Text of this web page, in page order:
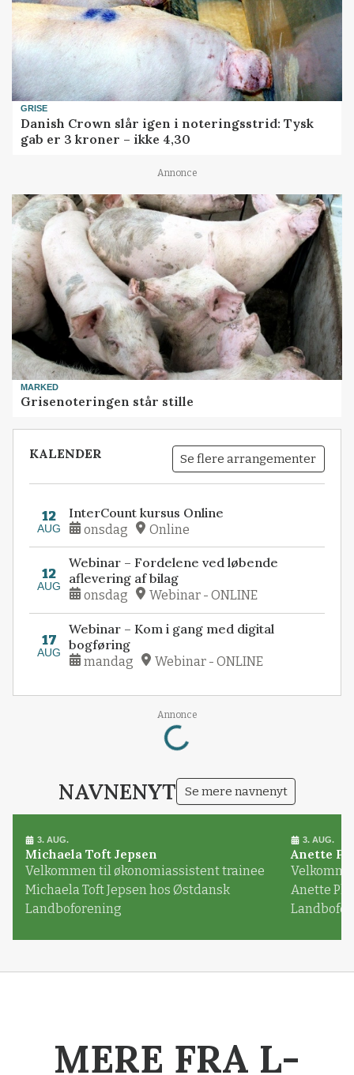
GRISE
Danish Crown slår igen i noteringsstrid: Tysk
gab er 3 kroner – ikke 4,30
Annonce
MARKED
Grisenoteringen står stille
KALENDER Se flere arrangementer
12
AUG
InterCount kursus Online
onsdag Online
12
AUG
Webinar – Fordelene ved løbende
aflevering af bilag
onsdag Webinar - ONLINE
17
AUG
Webinar – Kom i gang med digital
bogføring
mandag Webinar - ONLINE
Annonce
Loading...
NAVNENYT Se mere navnenyt
3. AUG.
Michaela Toft Jepsen
Velkommen til økonomiassistent trainee
Michaela Toft Jepsen hos Østdansk
Landboforening
3. AUG.
Anette
Anette
MERE FRA L-